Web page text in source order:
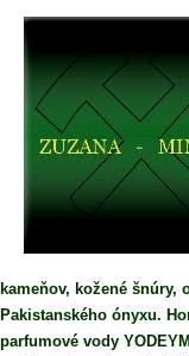
kameňov, kožené šnúry,
Pakistanského ónyxu.
parfumové vody